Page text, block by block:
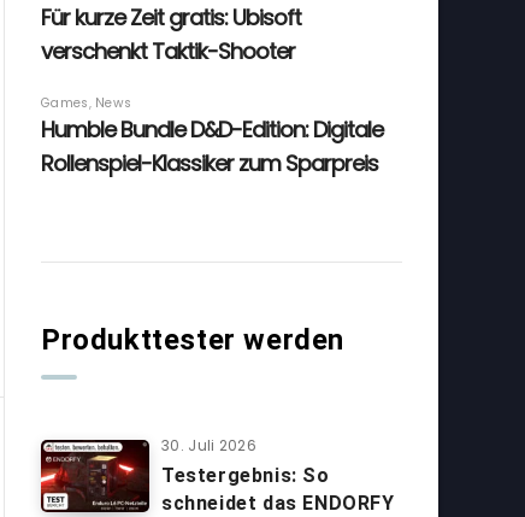
Produkttester werden
30. Juli 2026
Testergebnis: So
schneidet das ENDORFY